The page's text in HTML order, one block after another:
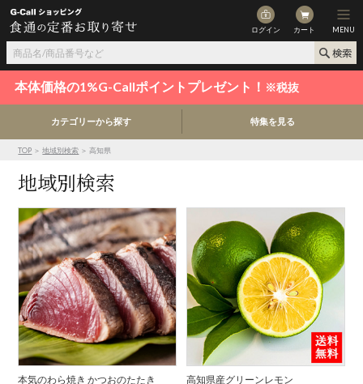
ログイン カート MENU
本体価格の1%G-Callポイントプレゼント！ ※税抜
カテゴリーから探す 特集を見る
TOP ＞地域別検索 ＞ 高知県
地域別検索
本気のわら焼き かつおのたたき
高知県産グリーンレモン